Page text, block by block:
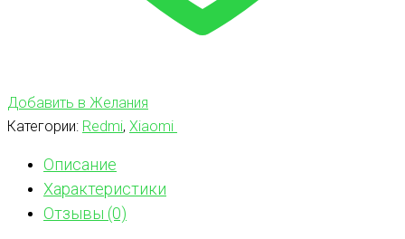
Добавить в Желания
Категории: Redmi, Xiaomi
Описание
Характеристики
Отзывы (0)